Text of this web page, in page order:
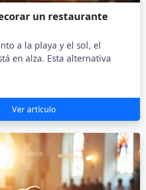
un restaurante
a la playa y el sol, el
en alza. Esta alternativa
Ver artículo